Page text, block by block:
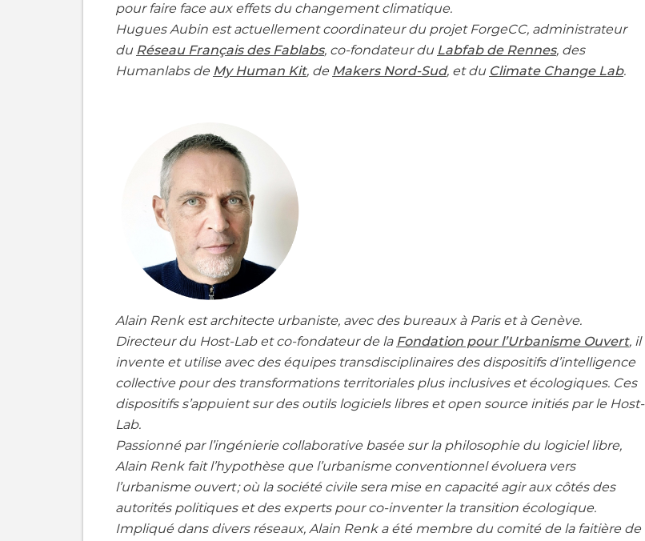
pour faire face aux effets du changement climatique.
Hugues Aubin est actuellement coordinateur du projet ForgeCC, administrateur
du Réseau Français des Fablabs, co-fondateur du Labfab de Rennes, des
Humanlabs de My Human Kit, de Makers Nord-Sud, et du Climate Change Lab.
Alain Renk est architecte urbaniste, avec des bureaux à Paris et à Genève.
Directeur du Host-Lab et co-fondateur de la Fondation pour l’Urbanisme Ouvert, il
invente et utilise avec des équipes transdisciplinaires des dispositifs d’intelligence
collective pour des transformations territoriales plus inclusives et écologiques. Ces
dispositifs s’appuient sur des outils logiciels libres et open source initiés par le Host-
Lab.
Passionné par l’ingénierie collaborative basée sur la philosophie du logiciel libre,
Alain Renk fait l’hypothèse que l’urbanisme conventionnel évoluera vers
l’urbanisme ouvert ; où la société civile sera mise en capacité agir aux côtés des
autorités politiques et des experts pour co-inventer la transition écologique.
Impliqué dans divers réseaux, Alain Renk a été membre du comité de la faitière de